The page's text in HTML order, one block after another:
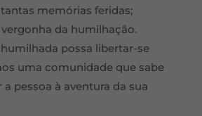
memórias feridas;
da humilhação.
possa libertar-se
uma comunidade que sabe
pessoa à aventura da sua